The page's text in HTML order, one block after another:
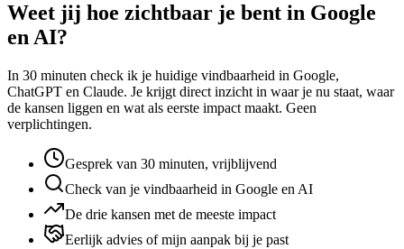
Weet jij hoe zichtbaar je bent in Google
en AI?
In 30 minuten check ik je huidige vindbaarheid in Google,
ChatGPT en Claude. Je krijgt direct inzicht in waar je nu staat, waar
de kansen liggen en wat als eerste impact maakt. Geen
verplichtingen.
Gesprek van 30 minuten, vrijblijvend
Check van je vindbaarheid in Google en AI
De drie kansen met de meeste impact
Eerlijk advies of mijn aanpak bij je past